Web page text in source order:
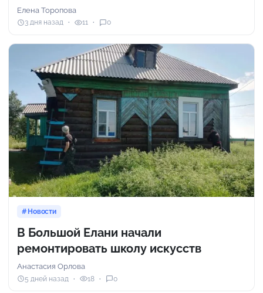
Елена Торопова
3 дня назад 11 0
Новости
В Большой Елани начали
ремонтировать школу искусств
Анастасия Орлова
5 дней назад 18 0